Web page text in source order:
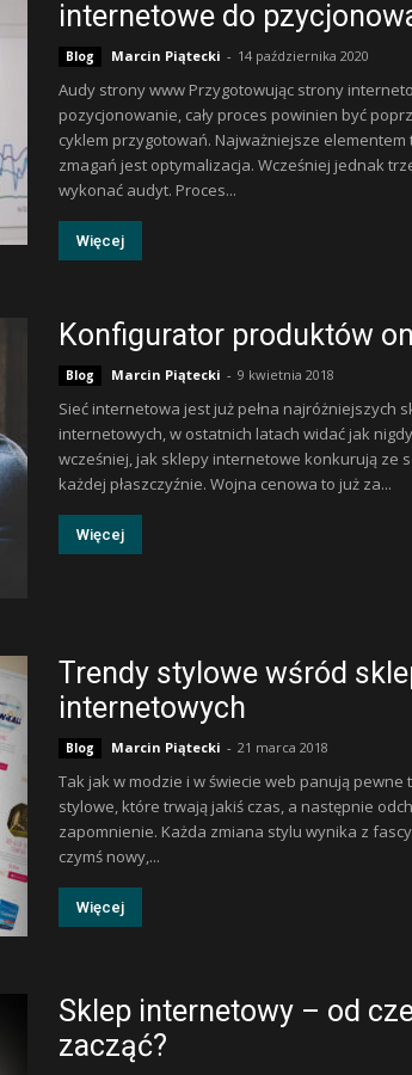
internetowe do
Blog Marcin Piątecki - 14 października 2020
Audy strony www Przygotowując strony
pozycjonowanie, cały proces powinien być
cyklem przygotowań. Najważniejsze elementem
zmagań jest optymalizacja. Wcześniej jednak
wykonać audyt. Proces...
Więcej
Konfigurator produktów
Blog Marcin Piątecki - 9 kwietnia 2018
Sieć internetowa jest już pełna najróżniejszych
internetowych, w ostatnich latach widać jak nigdy
wcześniej, jak sklepy internetowe konkurują ze
każdej płaszczyźnie. Wojna cenowa to już za...
Więcej
Trendy stylowe wśród
internetowych
Blog Marcin Piątecki - 21 marca 2018
Tak jak w modzie i w świecie web panują pewne
stylowe, które trwają jakiś czas, a następnie
zapomnienie. Każda zmiana stylu wynika z
czymś nowy,...
Więcej
Sklep internetowy – od
zacząć?